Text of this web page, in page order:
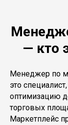
— кто
Менеджер по
это
оптимизацию
торговых
Маркетплейс